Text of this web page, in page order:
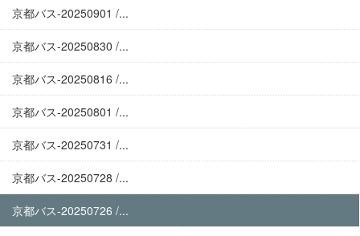
京都バス-20250901 /...
京都バス-20250830 /...
京都バス-20250816 /...
京都バス-20250801 /...
京都バス-20250731 /...
京都バス-20250728 /...
京都バス-20250726 /...